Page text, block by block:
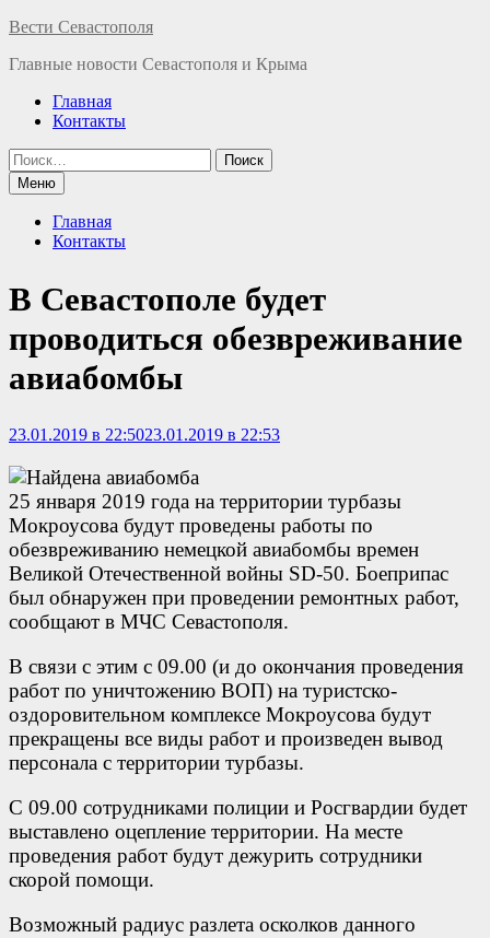
Перейти
содержимому
Вести Севастополя
Главные новости Севастополя и Крыма
Главная
Контакты
Найти:
Меню
Главная
Контакты
В Севастополе будет
проводиться обезвреживание
авиабомбы
23.01.2019 в 22:5023.01.2019 в 22:53
25 января 2019 года на территории турбазы
Мокроусова будут проведены работы по
обезвреживанию немецкой авиабомбы времен
Великой Отечественной войны SD-50. Боеприпас
был обнаружен при проведении ремонтных работ,
сообщают в МЧС Севастополя.
В связи с этим с 09.00 (и до окончания проведения
работ по уничтожению ВОП) на туристско-
оздоровительном комплексе Мокроусова будут
прекращены все виды работ и произведен вывод
персонала с территории турбазы.
С 09.00 сотрудниками полиции и Росгвардии будет
выставлено оцепление территории. На месте
проведения работ будут дежурить сотрудники
скорой помощи.
Возможный радиус разлета осколков данного